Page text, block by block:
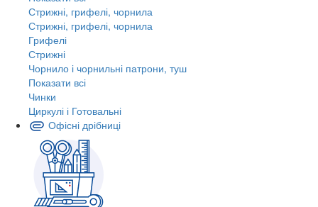
Стрижні, грифелі, чорнила
Стрижні, грифелі, чорнила
Грифелі
Стрижні
Чорнило і чорнильні патрони, туш
Показати всі
Чинки
Циркулі і Готовальні
Офісні дрібниці